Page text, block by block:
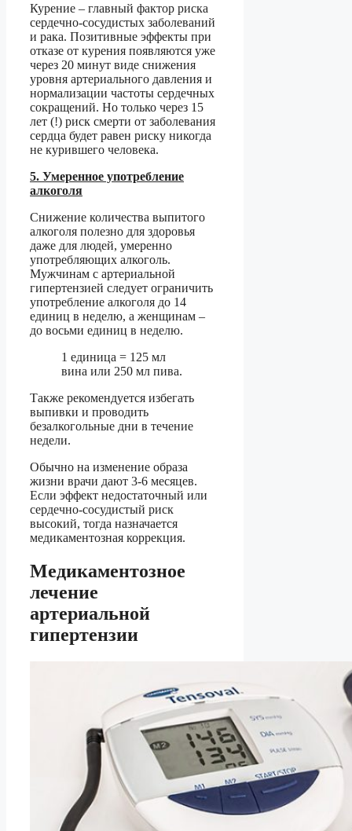
Курение – главный фактор риска
сердечно-сосудистых заболеваний
и рака. Позитивные эффекты при
отказе от курения появляются уже
через 20 минут виде снижения
уровня артериального давления и
нормализации частоты сердечных
сокращений. Но только через 15
лет (!) риск смерти от заболевания
сердца будет равен риску никогда
не курившего человека.
5. Умеренное употребление
алкоголя
Снижение количества выпитого
алкоголя полезно для здоровья
даже для людей, умеренно
употребляющих алкоголь.
Мужчинам с артериальной
гипертензией следует ограничить
употребление алкоголя до 14
единиц в неделю, а женщинам –
до восьми единиц в неделю.
1 единица = 125 мл
вина или 250 мл пива.
Также рекомендуется избегать
выпивки и проводить
безалкогольные дни в течение
недели.
Обычно на изменение образа
жизни врачи дают 3-6 месяцев.
Если эффект недостаточный или
сердечно-сосудистый риск
высокий, тогда назначается
медикаментозная коррекция.
Медикаментозное
лечение
артериальной
гипертензии